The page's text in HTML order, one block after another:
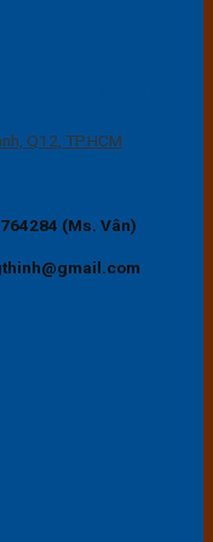
Q12, TP.HCM
(Ms. Vân)